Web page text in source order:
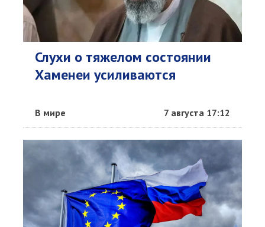
Слухи о тяжелом состоянии
Хаменеи усиливаются
В мире 7 августа 17:12